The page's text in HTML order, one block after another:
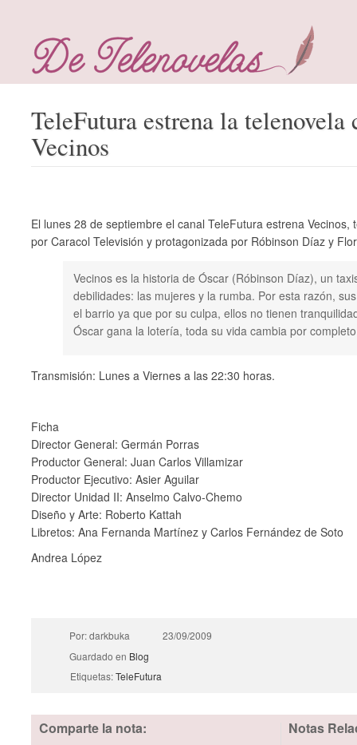
TeleFutura estrena la telenovela
Vecinos
El lunes 28 de septiembre el canal TeleFutura estrena
por Caracol Televisión y protagonizada por Róbinson Díaz y
Vecinos es la historia de Óscar (Róbinson Díaz), un
debilidades: las mujeres y la rumba. Por esta razón,
el barrio ya que por su culpa, ellos no tienen
Óscar gana la lotería, toda su vida cambia por
Transmisión: Lunes a Viernes a las 22:30 horas.
Ficha
Director General: Germán Porras
Productor General: Juan Carlos Villamizar
Productor Ejecutivo: Asier Aguilar
Director Unidad II: Anselmo Calvo-Chemo
Diseño y Arte: Roberto Kattah
Libretos: Ana Fernanda Martínez y Carlos Fernández de Soto
Andrea López
Por: darkbuka
23/09/2009
Guardado en Blog
Etiquetas:TeleFutura
Comparte la nota: Notas